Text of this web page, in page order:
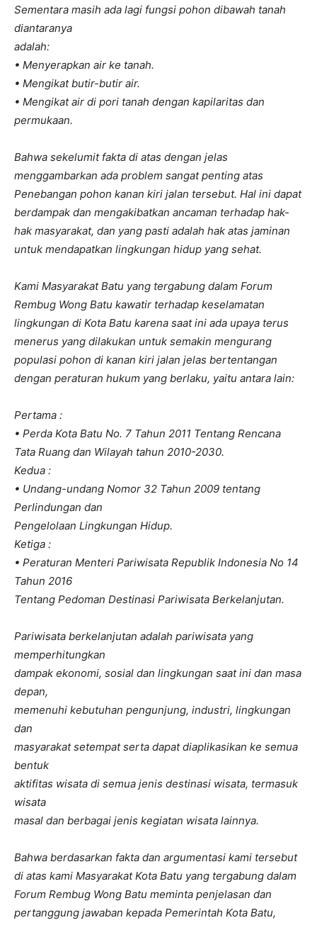
Sementara masih ada lagi fungsi pohon dibawah tanah
diantaranya
adalah:
• Menyerapkan air ke tanah.
• Mengikat butir-butir air.
• Mengikat air di pori tanah dengan kapilaritas dan
permukaan.
Bahwa sekelumit fakta di atas dengan jelas
menggambarkan ada problem sangat penting atas
Penebangan pohon kanan kiri jalan tersebut. Hal ini dapat
berdampak dan mengakibatkan ancaman terhadap hak-
hak masyarakat, dan yang pasti adalah hak atas jaminan
untuk mendapatkan lingkungan hidup yang sehat.
Kami Masyarakat Batu yang tergabung dalam Forum
Rembug Wong Batu kawatir terhadap keselamatan
lingkungan di Kota Batu karena saat ini ada upaya terus
menerus yang dilakukan untuk semakin mengurang
populasi pohon di kanan kiri jalan jelas bertentangan
dengan peraturan hukum yang berlaku, yaitu antara lain:
Pertama :
• Perda Kota Batu No. 7 Tahun 2011 Tentang Rencana
Tata Ruang dan Wilayah tahun 2010-2030.
Kedua :
• Undang-undang Nomor 32 Tahun 2009 tentang
Perlindungan dan
Pengelolaan Lingkungan Hidup.
Ketiga :
• Peraturan Menteri Pariwisata Republik Indonesia No 14
Tahun 2016
Tentang Pedoman Destinasi Pariwisata Berkelanjutan.
Pariwisata berkelanjutan adalah pariwisata yang
memperhitungkan
dampak ekonomi, sosial dan lingkungan saat ini dan masa
depan,
memenuhi kebutuhan pengunjung, industri, lingkungan
dan
masyarakat setempat serta dapat diaplikasikan ke semua
bentuk
aktifitas wisata di semua jenis destinasi wisata, termasuk
wisata
masal dan berbagai jenis kegiatan wisata lainnya.
Bahwa berdasarkan fakta dan argumentasi kami tersebut
di atas kami Masyarakat Kota Batu yang tergabung dalam
Forum Rembug Wong Batu meminta penjelasan dan
pertanggung jawaban kepada Pemerintah Kota Batu,